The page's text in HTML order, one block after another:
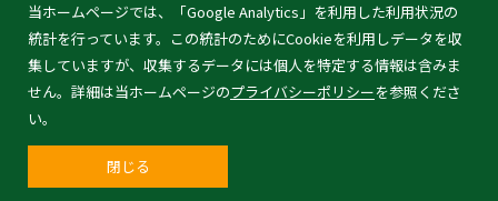
当ホームページでは、「Google Analytics」を利用した利用状況の
統計を行っています。この統計のためにCookieを利用しデータを収
集していますが、収集するデータには個人を特定する情報は含みま
せん。詳細は当ホームページのプライバシーポリシーを参照くださ
い。
閉じる